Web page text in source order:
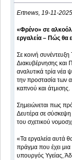
Ertnews, 19-11-2025
«Φρένο» σε αλκοόλ
εργαλεία – Πώς θα
Σε κοινή
Διακυβέρνησης και
αναλυτικά τρία νέα
την προστασία των
καπνού και άτμισης.
Σημειώνεται πως
Δευτέρα σε
του σχετικού
«Τα εργαλεία αυτά
πράγμα που έχει μια
υπουργός Υγείας,